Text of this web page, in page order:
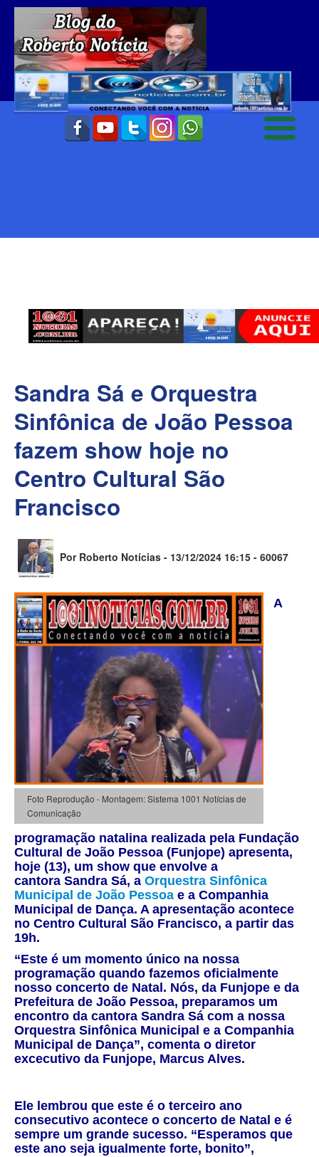
Sandra Sá e Orquestra
Sinfônica de João Pessoa
fazem show hoje no
Centro Cultural São
Francisco
Por Roberto Notícias - 13/12/2024 16:15 - 60067
Foto Reprodução - Montagem: Sistema 1001 Notícias de
Comunicação
A
programação natalina realizada pela Fundação
Cultural de João Pessoa (Funjope) apresenta,
hoje (13), um show que envolve a
cantora Sandra Sá, a Orquestra Sinfônica
Municipal de João Pessoa e a Companhia
Municipal de Dança. A apresentação acontece
no Centro Cultural São Francisco, a partir das
19h.
“Este é um momento único na nossa
programação quando fazemos oficialmente
nosso concerto de Natal. Nós, da Funjope e da
Prefeitura de João Pessoa, preparamos um
encontro da cantora Sandra Sá com a nossa
Orquestra Sinfônica Municipal e a Companhia
Municipal de Dança”, comenta o diretor
excecutivo da Funjope, Marcus Alves.
Ele lembrou que este é o terceiro ano
consecutivo acontece o concerto de Natal e é
sempre um grande sucesso. “Esperamos que
este ano seja igualmente forte, bonito”,